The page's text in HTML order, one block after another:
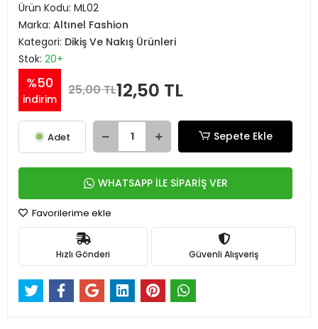
Ürün Kodu: ML02
Marka: Altınel Fashion
Kategori: Dikiş Ve Nakış Ürünleri
Stok: 20+
%50
indirim
25,00 TL12,50 TL
Adet Sepete Ekle
WHATSAPP İLE SİPARİŞ VER
Favorilerime ekle
Hızlı Gönderi Güvenli Alışveriş